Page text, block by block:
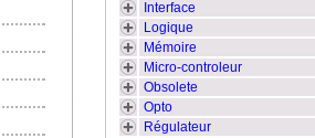
Interface
Logique
Mémoire
Micro-controleur
Obsolete
Opto
Régulateur